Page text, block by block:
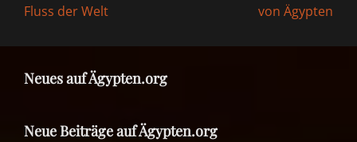
post:
Fluss der Welt
von Ägypten
Neues auf Ägypten.org
Neue Beiträge auf Ägypten.org